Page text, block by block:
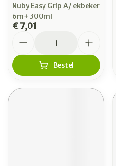
Nuby Easy Grip A/lekbeker
6m+ 300ml
€ 7,01
Bestel